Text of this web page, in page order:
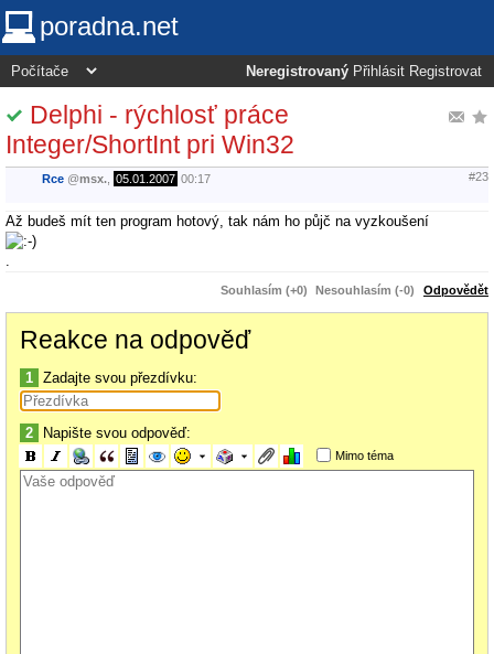
poradna.net
Neregistrovaný Přihlásit Registrovat
Delphi - rýchlosť práce
Integer/ShortInt pri Win32
Rce @msx. 05.01.2007 00:17 #23
Až budeš mít ten program hotový, tak nám ho půjč na vyzkoušení
Souhlasím (+0) Nesouhlasím (-0) Odpovědět
Reakce na odpověď
1 Zadajte svou přezdívku:
2 Napište svou odpověď:
Mimo téma